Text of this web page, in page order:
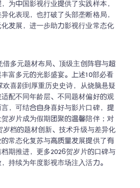
为中国影视行业提供了实践样本，
化表现，也打破了头部垄断格局，
发展，进一步助力影视行业常态化
借多元题材布局、顶级主创阵容与超
富多元的光影盛宴。上述10部必看
欢喜剧到厚重历史史诗，从烧脑悬疑
配不同年龄层、不同题材偏好的观
，可结合自身喜好与影片口碑，提
岁片成为假期团聚的温馨陪伴；对
岁档的题材创新、技术升级与差异化
常态化复苏与高质量发展提供了有
期推进，更多2026贺岁片的口碑与
持续为年度影视市场注入活力。
科在线直播课: 中
数学 • 英语
学，帮助孩子保持学习热情，获
取趣味课程
全保护
1对1名师教学
，我一会儿再约课！